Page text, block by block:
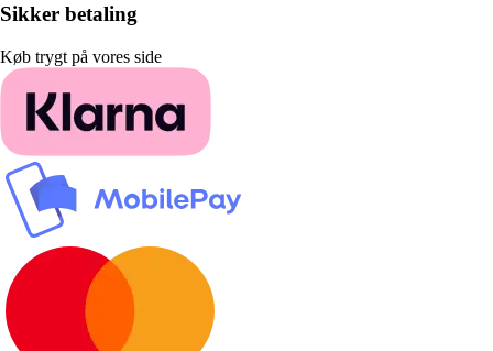
Sikker betaling
Køb trygt på vores side